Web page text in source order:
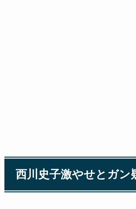
西川史子激やせとガン